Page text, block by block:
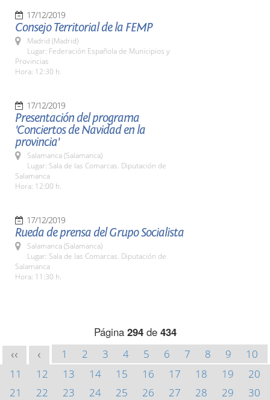
17/12/2019
Consejo Territorial de la FEMP
Madrid (Madrid)
Lugar: Federación Española de Municipios y
Provincias
Hora: 12:30 h.
17/12/2019
Presentación del programa
'Conciertos de Navidad en la
provincia'
Salamanca (Salamanca)
Lugar: Sala de las Comarcas. Diputación de
Salamanca
Hora: 12:00 h.
17/12/2019
Rueda de prensa del Grupo Socialista
Salamanca (Salamanca)
Lugar: Sala de las Comarcas. Diputación de
Salamanca
Hora: 11:30 h.
Página 294de 434
<< < 1 2 3 4 5 6 7 8 9
10
11
12 13 14 15 16 17 18 19
20
21
22 23 24 25 26 27 28 29
30